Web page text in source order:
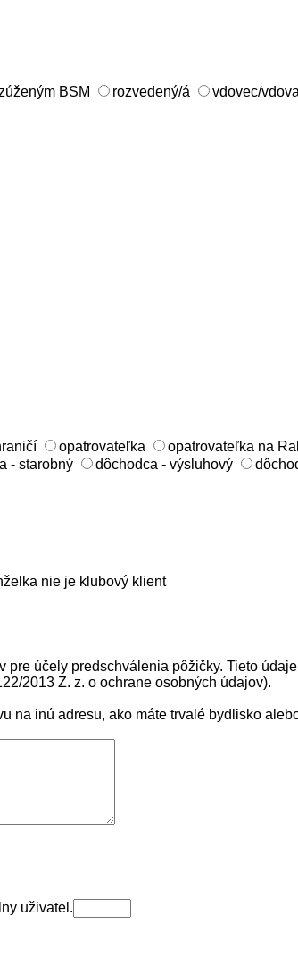
BSM rozvedený/á vdovec/vdova
opatrovateľka
opatrovateľka na
- starobný dôchodca - výsluhový
nie je klubový klient
účely predschválenia pôžičky. Tieto
2013 Z. z. o ochrane osobných údajov).
na inú adresu, ako máte trvalé bydlisko
uživatel.